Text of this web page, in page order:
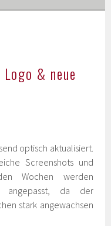
& neue
optisch aktualisiert.
Screenshots und
Wochen werden
angepasst, da der
stark angewachsen